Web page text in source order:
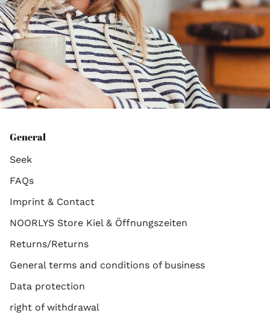
General
Seek
FAQs
Imprint & Contact
NOORLYS Store Kiel & Öffnungszeiten
Returns/Returns
General terms and conditions of business
Data protection
right of withdrawal